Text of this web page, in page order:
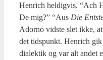
Hen­rich hel­dig­vis. “Ach
De mig?” “Aus Die
Ador­no vid­ste slet ikke,
det tids­punkt. Hen­rich
dia­lek­tik og var alt andet